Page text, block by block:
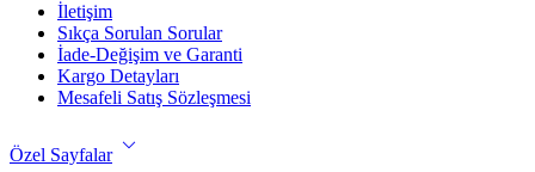
İletişim
Sıkça Sorulan Sorular
İade-Değişim ve Garanti
Kargo Detayları
Mesafeli Satış Sözleşmesi
Özel Sayfalar